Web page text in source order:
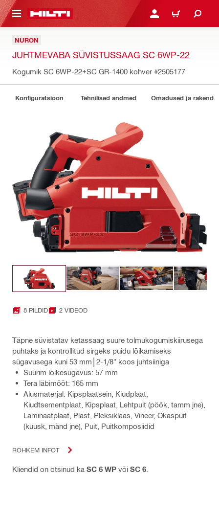
JUURDE LOGI SISSE VÕI
OSTUKORV
NURON
JUHTMEVABA SÜVISTUSSAAG SC 6WP-22
Kogumik SC 6WP-22+SC GR-1400 kohver #2505177
Konfiguratsioon Tehnilised andmed Omadused ja
8 PILDID 2 VIDEOD
Täpne süvistatav ketassaag suure tolmukogumiskiirusega
puhtaks ja kontrollitud sirgeks puidu lõikamiseks
sügavusega kuni 53 mm│2-1/8" koos juhtsiiniga
Suurim lõikesügavus: 57 mm
Tera läbimõõt: 165 mm
Alusmaterjal: Kipsplaatsein, Kiudplaat,
Kiudtsementplaat, Kipsplaat, Lehtpuit (pöök, tamm jne),
Laminaatplaat, Plast, Pleksiklaas, Vineer, Okaspuit
(kuusk, mänd jne), Puit, Puitkomposiidid
ROHKEM INFOT
Kliendid on otsinud ka SC 6 WP või SC 6